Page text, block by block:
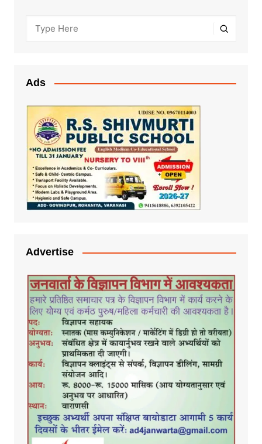
Ads
Advertise